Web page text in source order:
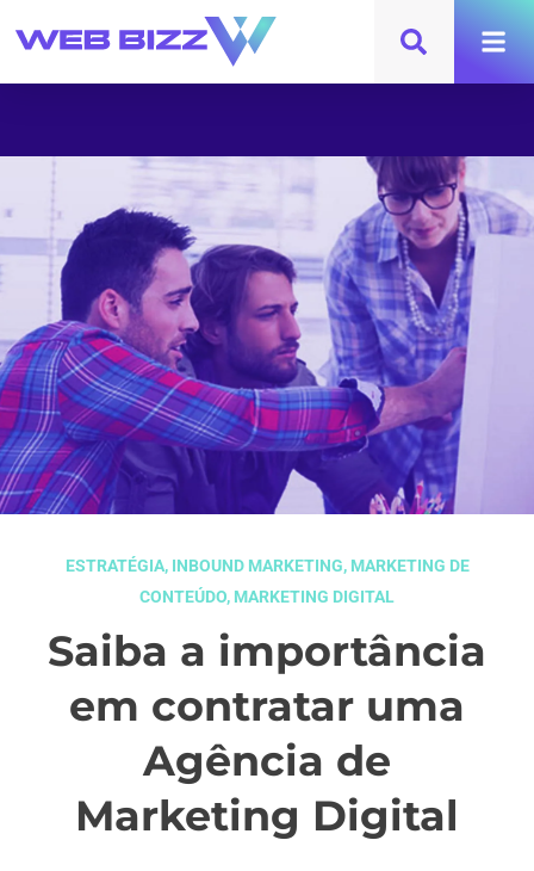
ESTRATÉGIA, INBOUND MARKETING, MARKETING DE
CONTEÚDO, MARKETING DIGITAL
Saiba a importância
em contratar uma
Agência de
Marketing Digital